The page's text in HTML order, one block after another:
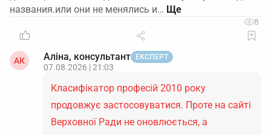
названия.или они не менялись и…
8
АК Аліна, консультант ЕКСПЕРТ
07.08.2026 | 21:03
Класифікатор професій 2010 року
продовжує застосовуватися. Проте на сайті
Верховної Ради не оновлюється, а